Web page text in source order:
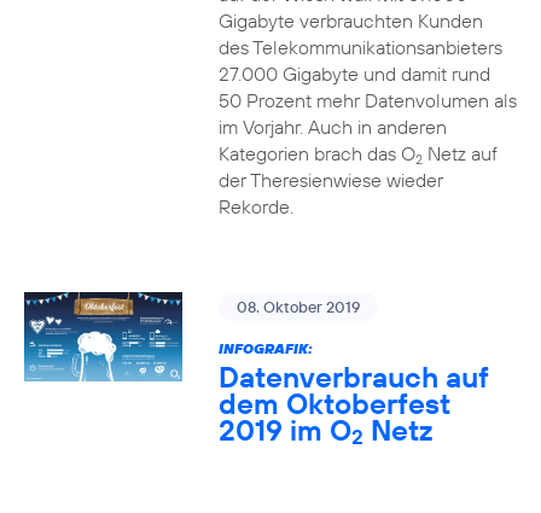
Gigabyte verbrauchten Kunden
des Telekommunikationsanbieters
27.000 Gigabyte und damit rund
50 Prozent mehr Datenvolumen als
im Vorjahr. Auch in anderen
Kategorien brach das O2Netz auf
der Theresienwiese wieder
Rekorde.
08. Oktober 2019
INFOGRAFIK:
Datenverbrauch auf
dem Oktoberfest
2019 im O2 Netz